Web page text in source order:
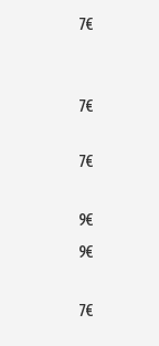
7€
7€
7€
9€
9€
7€